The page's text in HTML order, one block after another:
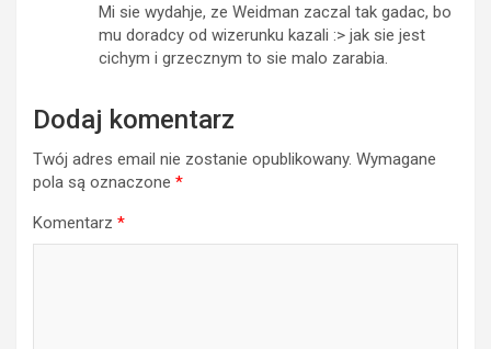
Mi sie wydahje, ze Weidman zaczal tak gadac, bo
mu doradcy od wizerunku kazali :> jak sie jest
cichym i grzecznym to sie malo zarabia.
Dodaj komentarz
Twój adres email nie zostanie opublikowany. Wymagane
pola są oznaczone *
Komentarz *